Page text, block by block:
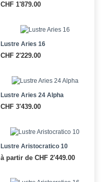
CHF 1'879.00
Lustre Aries 16
CHF 2'229.00
Lustre Aries 24 Alpha
CHF 3'439.00
Lustre Aristocratico 10
à partir de CHF 2'449.00